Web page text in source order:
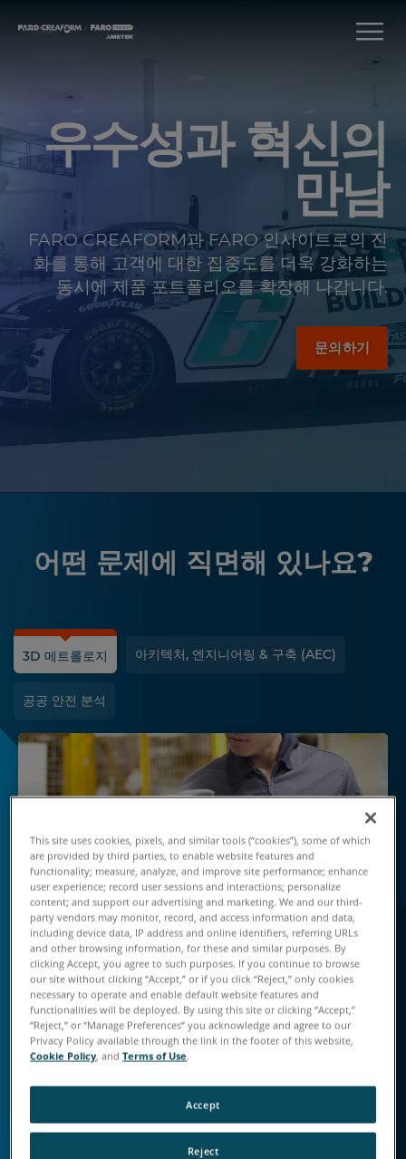
우수성과 혁신의
만남
FARO CREAFORM과 FARO 인사이트로의 진
화를 통해 고객에 대한 집중도를 더욱 강화하는
동시에 제품 포트폴리오를 확장해 나갑니다.
문의하기
어떤 문제에 직면해 있나요?
3D 메트롤로지 아키텍처, 엔지니어링 & 구축 (AEC)
공공 안전 분석
품질 문제 조기 파악
오류와 비적합성 문제를 발견하지 못하면 불필요한 낭
비, 재작업, 고객 불만을 야기하게 됩니다. 올바른 검사
기술로 지연 문제를 방지할 수 있습니다.
품질 관리 개선
This site uses cookies, pixels, and similar tools (“cookies”), some of which
are provided by third parties, to enable website features and
functionality; measure, analyze, and improve site performance; enhance
user experience; record user sessions and interactions; personalize
content; and support our advertising and marketing. We and our third-
party vendors may monitor, record, and access information and data,
including device data, IP address and online identifiers, referring URLs
and other browsing information, for these and similar purposes. By
clicking Accept, you agree to such purposes. If you continue to browse
our site without clicking “Accept,” or if you click “Reject,” only cookies
necessary to operate and enable default website features and
functionalities will be deployed. By using this site or clicking “Accept,”
“Reject,” or “Manage Preferences” you acknowledge and agree to our
Privacy Policy available through the link in the footer of this website,
Cookie Policy, andTerms of Use.
Reject
Accept